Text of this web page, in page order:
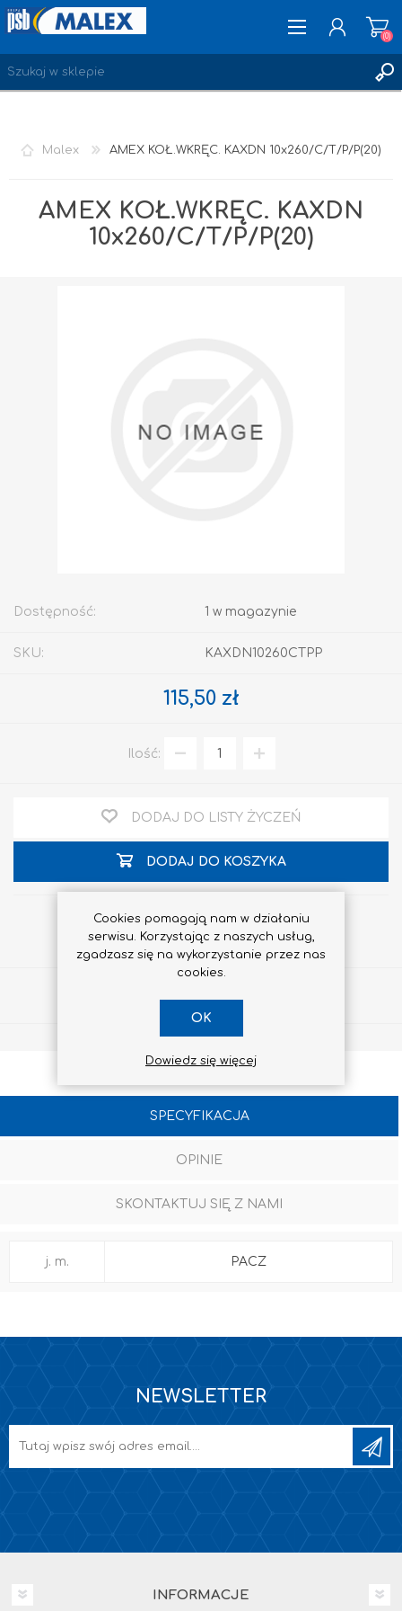
ZAREJESTRUJ SIĘ
(0)
Malex AMEX KOŁ.WKRĘC. KAXDN 10x260/C/T/P/P(20)
AMEX KOŁ.WKRĘC. KAXDN
10x260/C/T/P/P(20)
Dostępność: 1 w magazynie
SKU: KAXDN10260CTPP
115,50 zł
Ilość:
DODAJ DO LISTY ŻYCZEŃ
DODAJ DO KOSZYKA
SPECYFIKACJA
OPINIE
SKONTAKTUJ SIĘ Z NAMI
j. m. PACZ
NEWSLETTER
INFORMACJE
Cookies pomagają nam w działaniu
serwisu. Korzystając z naszych usług,
zgadzasz się na wykorzystanie przez nas
cookies.
OK
Dowiedz się więcej